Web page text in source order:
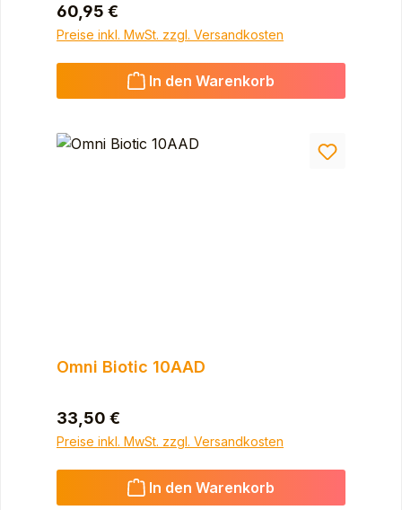
Regulärer Preis:
60,95 €
Preise inkl. MwSt. zzgl. Versandkosten
In den Warenkorb
Omni Biotic 10AAD
Regulärer Preis:
33,50 €
Preise inkl. MwSt. zzgl. Versandkosten
In den Warenkorb